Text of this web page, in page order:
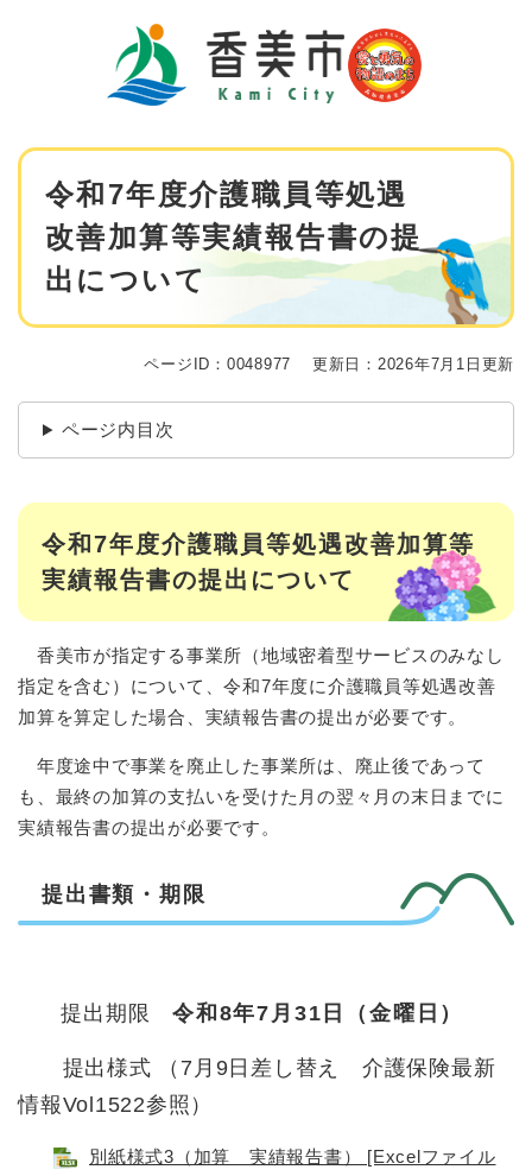
本
令和7年度介護職員等処遇
改善加算等実績報告書の提
出について
ページID：0048977 更新日：2026年7月1日更新
ページ内目次
令和7年度介護職員等処遇改善加算等
実績報告書の提出について
香美市が指定する事業所（地域密着型サービスのみなし
指定を含む）について、令和7年度に介護職員等処遇改善
加算を算定した場合、実績報告書の提出が必要です。
年度途中で事業を廃止した事業所は、廃止後であって
も、最終の加算の支払いを受けた月の翌々月の末日までに
実績報告書の提出が必要です。
提出書類・期限
提出期限 令和8年7月31日（金曜日）
提出様式 （7月9日差し替え 介護保険最新
情報Vol1522参照）
別紙様式3（加算 実績報告書） [Excelファイル